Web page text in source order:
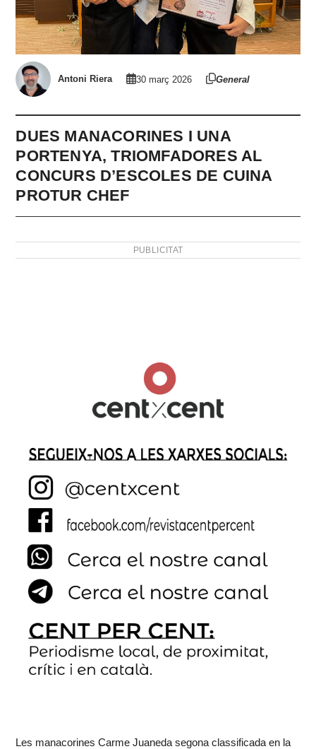
Antoni Riera 30 març 2026 General
DUES MANACORINES I UNA
PORTENYA, TRIOMFADORES AL
CONCURS D’ESCOLES DE CUINA
PROTUR CHEF
PUBLICITAT
Les manacorines Carme Juaneda segona classificada en la